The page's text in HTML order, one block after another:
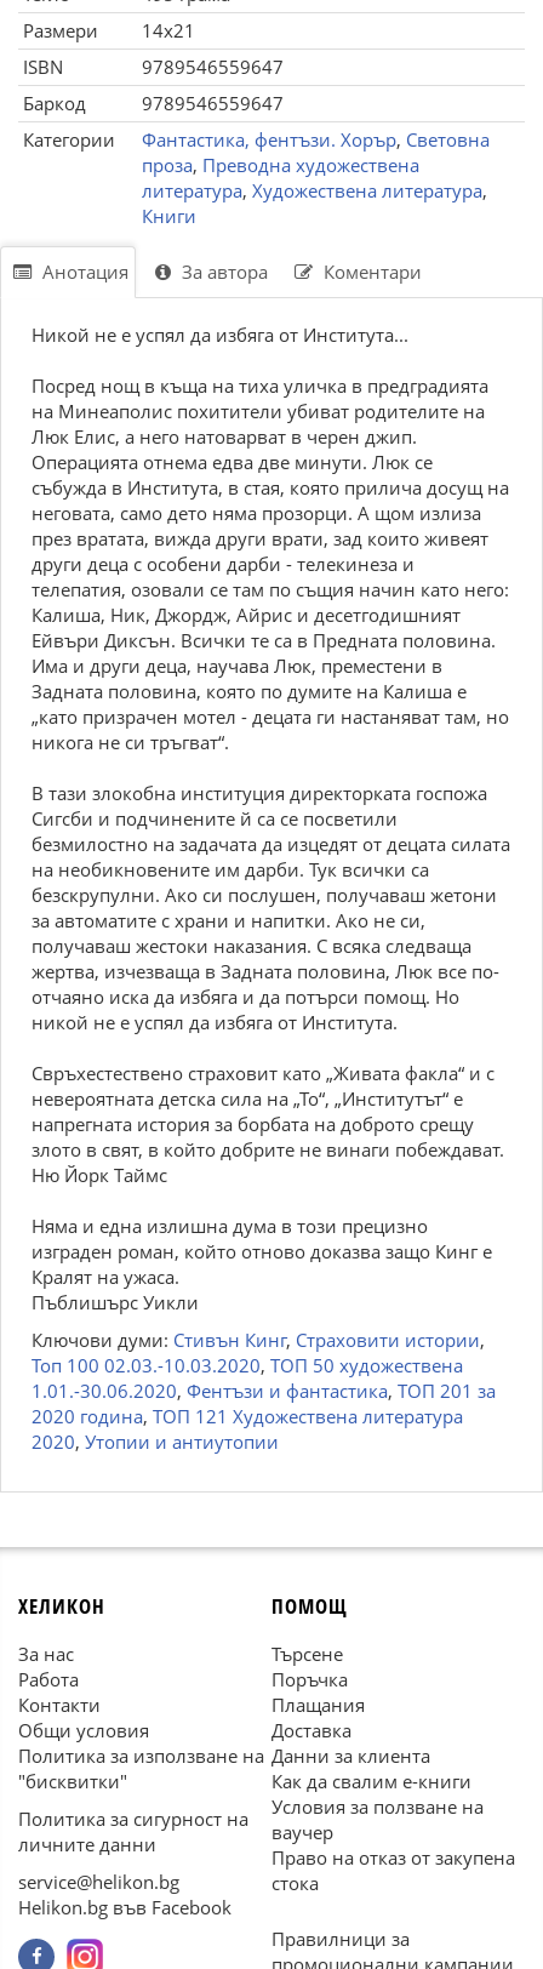
Размери
14x21
ISBN
9789546559647
Баркод
9789546559647
Категории
Фантастика, фентъзи. Хорър, Световна
проза, Преводна художествена
литература, Художествена литература,
Книги
Анотация За автора Коментари
Никой не е успял да избяга от Института...
Посред нощ в къща на тиха уличка в предградията
на Минеаполис похитители убиват родителите на
Люк Елис, а него натоварват в черен джип.
Операцията отнема едва две минути. Люк се
събужда в Института, в стая, която прилича досущ на
неговата, само дето няма прозорци. А щом излиза
през вратата, вижда други врати, зад които живеят
други деца с особени дарби - телекинеза и
телепатия, озовали се там по същия начин като него:
Калиша, Ник, Джордж, Айрис и десетгодишният
Ейвъри Диксън. Всички те са в Предната половина.
Има и други деца, научава Люк, преместени в
Задната половина, която по думите на Калиша е
„като призрачен мотел - децата ги настаняват там, но
никога не си тръгват“.
В тази злокобна институция директорката госпожа
Сигсби и подчинените й са се посветили
безмилостно на задачата да изцедят от децата силата
на необикновените им дарби. Тук всички са
безскрупулни. Ако си послушен, получаваш жетони
за автоматите с храни и напитки. Ако не си,
получаваш жестоки наказания. С всяка следваща
жертва, изчезваща в Задната половина, Люк все по-
отчаяно иска да избяга и да потърси помощ. Но
никой не е успял да избяга от Института.
Свръхестествено страховит като „Живата факла“ и с
невероятната детска сила на „То“, „Институтът“ е
напрегната история за борбата на доброто срещу
злото в свят, в който добрите не винаги побеждават.
Ню Йорк Таймс
Няма и една излишна дума в този прецизно
изграден роман, който отново доказва защо Кинг е
Кралят на ужаса.
Пъблишърс Уикли
Ключови думи: Стивън Кинг, Страховити истории,
Топ 100 02.03.-10.03.2020, ТОП 50 художествена
1.01.-30.06.2020, Фентъзи и фантастика, ТОП 201 за
2020 година, ТОП 121 Художествена литература
2020, Утопии и антиутопии
ХЕЛИКОН
За нас
Работа
Контакти
Общи условия
Политика за използване на
"бисквитки"
Политика за сигурност на
личните данни
service@helikon.bg
Helikon.bg във Facebook
ПОМОЩ
Търсене
Поръчка
Плащания
Доставка
Данни за клиента
Как да свалим е-книги
Условия за ползване на
ваучер
Право на отказ от закупена
стока
Правилници за
промоционални кампании